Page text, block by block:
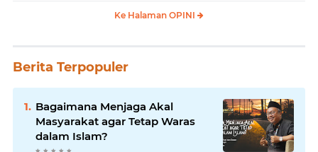
Ke Halaman OPINI
Berita Terpopuler
Bagaimana Menjaga Akal
Masyarakat agar Tetap Waras
dalam Islam?